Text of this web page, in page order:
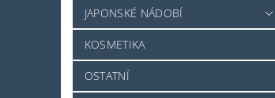
JAPONSKÉ NÁDOBÍ
KOSMETIKA
OSTATNÍ